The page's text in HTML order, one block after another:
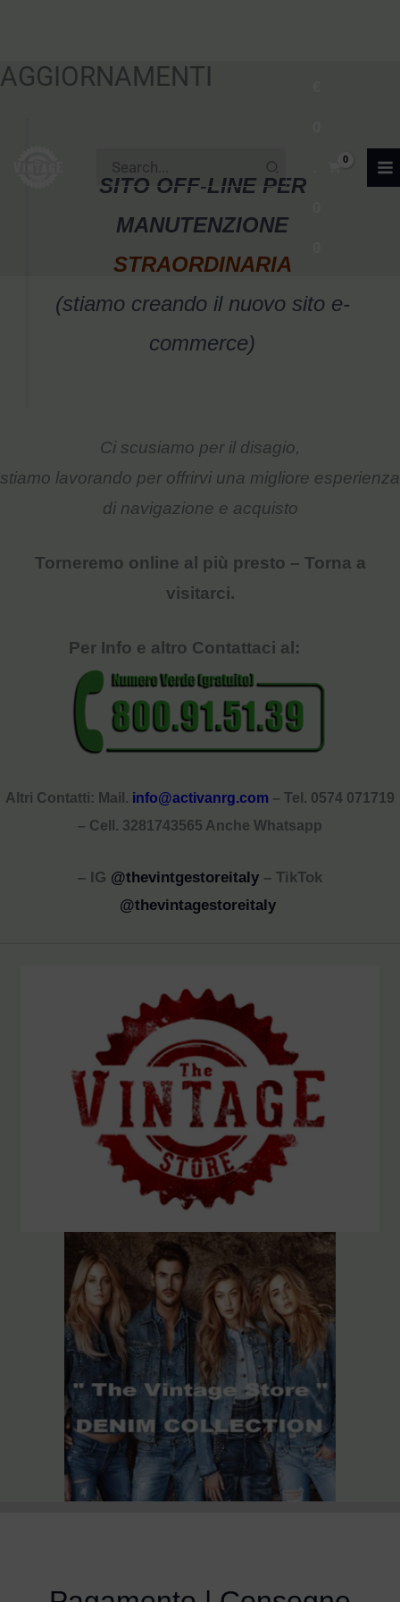
Vai
per:
AGGIORNAMENTI
SITO OFF-LINE PER
MANUTENZIONE
STRAORDINARIA
(stiamo creando il nuovo sito e-
commerce)
Ci scusiamo per il disagio,
stiamo lavorando per offrirvi una migliore esperienza
di navigazione e acquisto
Torneremo online al più presto – Torna a
visitarci.
Per Info e altro Contattaci al:
Altri Contatti: Mail. info@activanrg.com – Tel. 0574 071719
– Cell. 3281743565 Anche Whatsapp
– IG @thevintgestoreitaly – TikTok
@thevintagestoreitaly